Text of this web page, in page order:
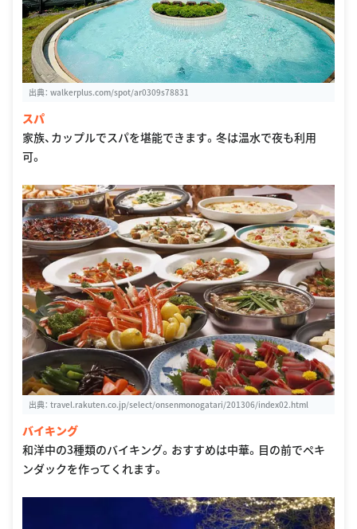
出典： walkerplus.com/spot/ar0309s78831
スパ
家族、カップルでスパを堪能できます。冬は温水で夜も利用
可。
出典： travel.rakuten.co.jp/select/onsenmonogatari/201306/index02.html
バイキング
和洋中の3種類のバイキング。おすすめは中華。目の前でペキ
ンダックを作ってくれます。